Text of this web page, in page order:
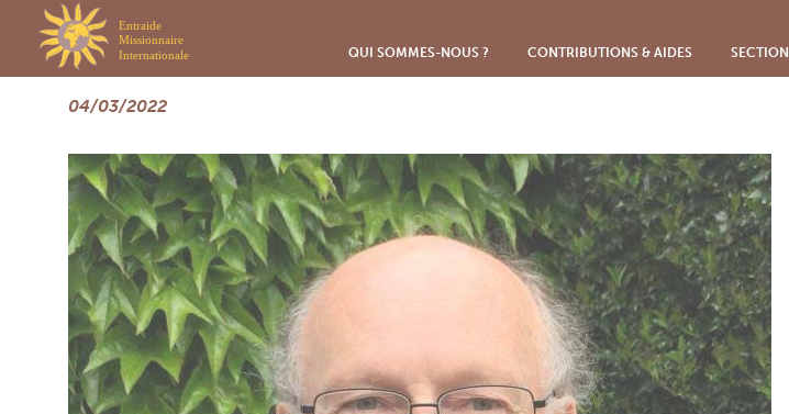
Panneau de gestion des cookies
QUI SOMMES-NOUS ? CONTRIBUTIONS & AIDES
A Dieu, Père Yves !
04/03/2022